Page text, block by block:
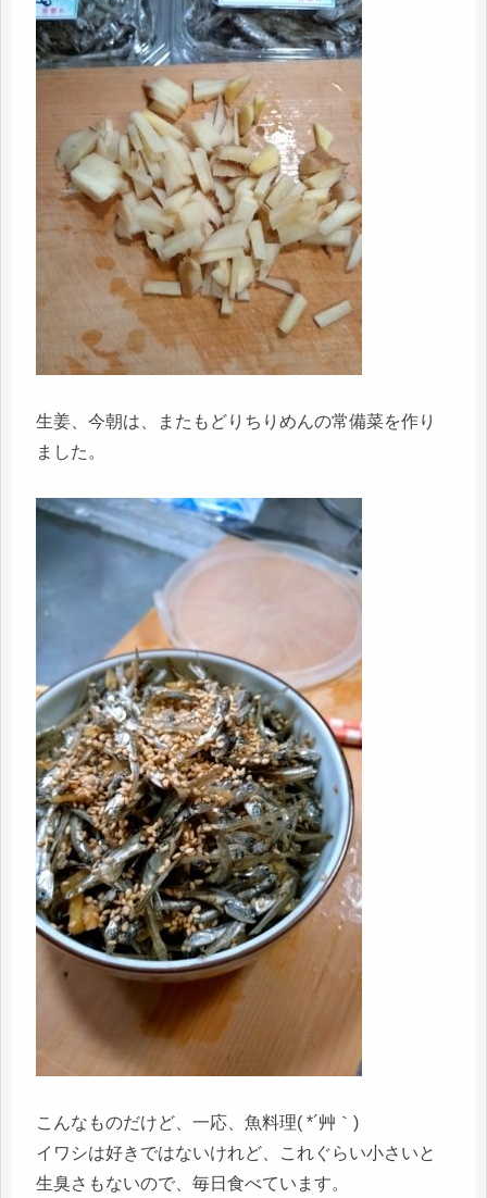
生姜、今朝は、またもどりちりめんの常備菜を作り
ました。
こんなものだけど、一応、魚料理( *´艸｀)
イワシは好きではないけれど、これぐらい小さいと
生臭さもないので、毎日食べています。